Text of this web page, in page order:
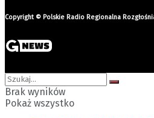
Copyright © Polskie Radio Regionalna
Brak wyników
Pokaż wszystko